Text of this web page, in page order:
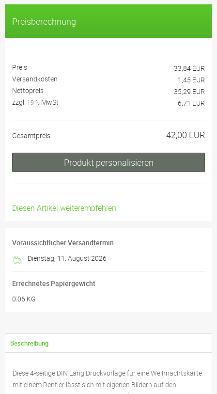
Preisberechnung
Preis
33,84 EUR
Versandkosten
1,45 EUR
Nettopreis
35,29 EUR
zzgl. 19 % MwSt 6,71 EUR
Gesamtpreis 42,00 EUR
Produkt personalisieren
Diesen Artikel weiterempfehlen
Voraussichtlicher Versandtermin
Dienstag, 11. August 2026
Errechnetes Papiergewicht
0.06 KG
Beschreibung
Diese 4-seitige DIN Lang Druckvorlage für eine Weihnachtskarte
mit einem Rentier lässt sich mit eigenen Bildern auf den